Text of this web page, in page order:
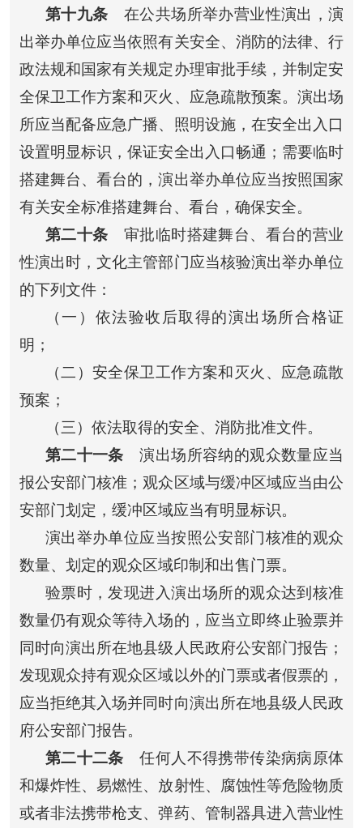
第十九条 在公共场所举办营业性演出，演
出举办单位应当依照有关安全、消防的法律、行
政法规和国家有关规定办理审批手续，并制定安
全保卫工作方案和灭火、应急疏散预案。演出场
所应当配备应急广播、照明设施，在安全出入口
设置明显标识，保证安全出入口畅通；需要临时
搭建舞台、看台的，演出举办单位应当按照国家
有关安全标准搭建舞台、看台，确保安全。
第二十条 审批临时搭建舞台、看台的营业
性演出时，文化主管部门应当核验演出举办单位
的下列文件：
（一）依法验收后取得的演出场所合格证
明；
（二）安全保卫工作方案和灭火、应急疏散
预案；
（三）依法取得的安全、消防批准文件。
第二十一条 演出场所容纳的观众数量应当
报公安部门核准；观众区域与缓冲区域应当由公
安部门划定，缓冲区域应当有明显标识。
演出举办单位应当按照公安部门核准的观众
数量、划定的观众区域印制和出售门票。
验票时，发现进入演出场所的观众达到核准
数量仍有观众等待入场的，应当立即终止验票并
同时向演出所在地县级人民政府公安部门报告；
发现观众持有观众区域以外的门票或者假票的，
应当拒绝其入场并同时向演出所在地县级人民政
府公安部门报告。
第二十二条 任何人不得携带传染病病原体
和爆炸性、易燃性、放射性、腐蚀性等危险物质
或者非法携带枪支、弹药、管制器具进入营业性